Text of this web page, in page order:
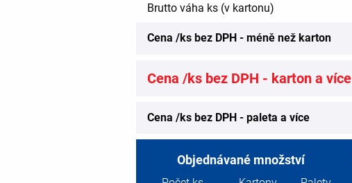
Brutto váha ks (v kartonu)
Cena /ks bez DPH - méně než karton
Cena /ks bez DPH - karton a více
Cena /ks bez DPH - paleta a více
Objednávané množství